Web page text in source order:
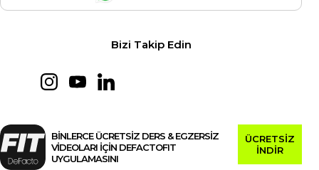
Bizi Takip Edin
BİNLERCE ÜCRETSİZ DERS & EGZERSİZ
VİDEOLARI İÇİN DEFACTOFIT
UYGULAMASINI
ÜCRETSİZ
İNDİR